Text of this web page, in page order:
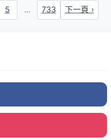
5 ... 733 下一頁 ›